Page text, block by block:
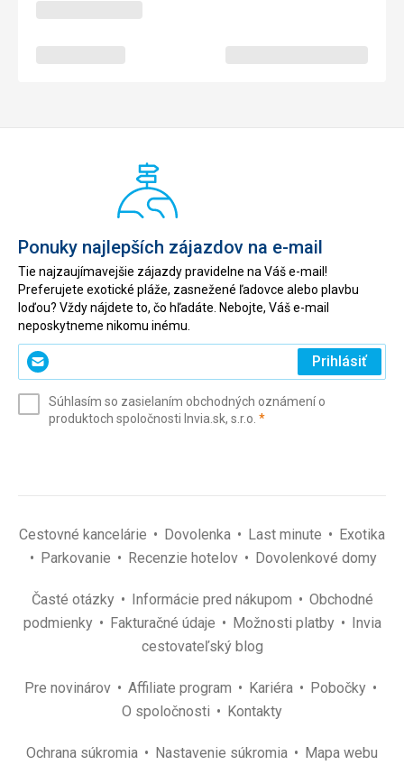
Ponuky najlepších zájazdov na e-mail
Tie najzaujímavejšie zájazdy pravidelne na Váš e-mail!
Preferujete exotické pláže, zasnežené ľadovce alebo plavbu
loďou? Vždy nájdete to, čo hľadáte. Nebojte, Váš e-mail
neposkytneme nikomu inému.
Zadajte
svoj
(povinné)
Prihlásiť
Súhlasím so zasielaním obchodných oznámení o
produktoch spoločnosti Invia.sk, s.r.o. *(povinné)
Cestovné kancelárie Dovolenka Last minute
Exotika
Parkovanie
Recenzie hotelov Dovolenkové domy
Časté otázky Informácie pred nákupom
Obchodné
podmienky
Fakturačné údaje Možnosti platby
Invia
cestovateľský blog
Pre novinárov Affiliate program Kariéra
Pobočky
O spoločnosti
Kontakty
Ochrana súkromia Nastavenie súkromia Mapa webu